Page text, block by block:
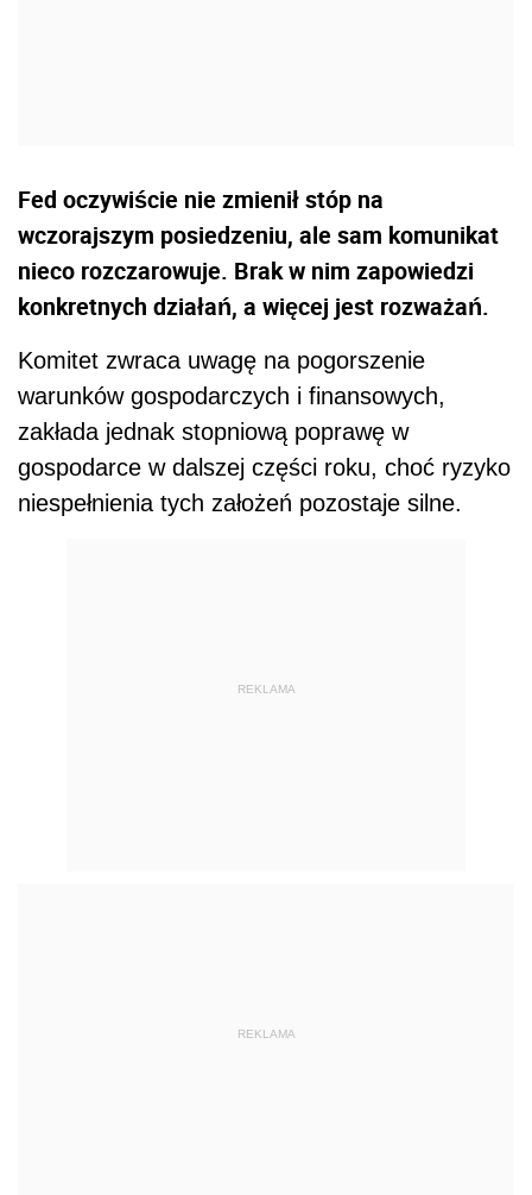
Fed oczywiście nie zmienił stóp na
wczorajszym posiedzeniu, ale sam komunikat
nieco rozczarowuje. Brak w nim zapowiedzi
konkretnych działań, a więcej jest rozważań.
Komitet zwraca uwagę na pogorszenie
warunków gospodarczych i finansowych,
zakłada jednak stopniową poprawę w
gospodarce w dalszej części roku, choć ryzyko
niespełnienia tych założeń pozostaje silne.
REKLAMA
REKLAMA